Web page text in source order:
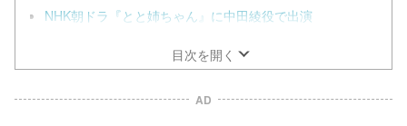
NHK朝ドラ『とと姉ちゃん』に中田綾役で出演
目次を開く
AD